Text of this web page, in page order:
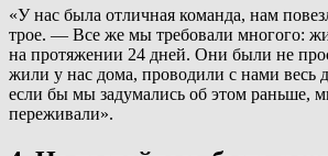
«У нас была отличная команда, нам
трое. — Все же мы требовали многого:
на протяжении 24 дней. Они были не
жили у нас дома, проводили с нами весь
если бы мы задумались об этом раньше,
переживали».